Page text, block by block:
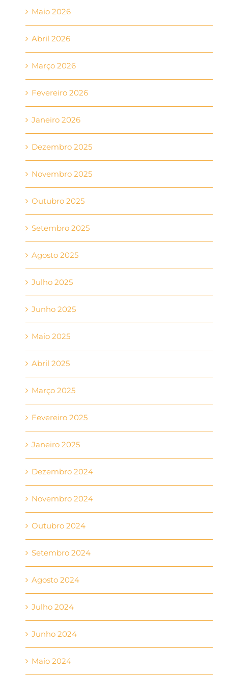
Maio 2026
Abril 2026
Março 2026
Fevereiro 2026
Janeiro 2026
Dezembro 2025
Novembro 2025
Outubro 2025
Setembro 2025
Agosto 2025
Julho 2025
Junho 2025
Maio 2025
Abril 2025
Março 2025
Fevereiro 2025
Janeiro 2025
Dezembro 2024
Novembro 2024
Outubro 2024
Setembro 2024
Agosto 2024
Julho 2024
Junho 2024
Maio 2024